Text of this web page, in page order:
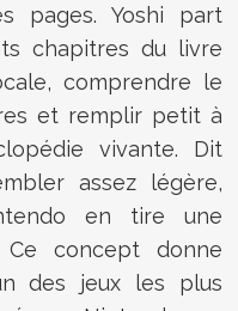
pages. Yoshi part
chapitres du livre
comprendre le
et remplir petit à
vivante. Dit
assez légère,
en tire une
Ce concept donne
des jeux les plus